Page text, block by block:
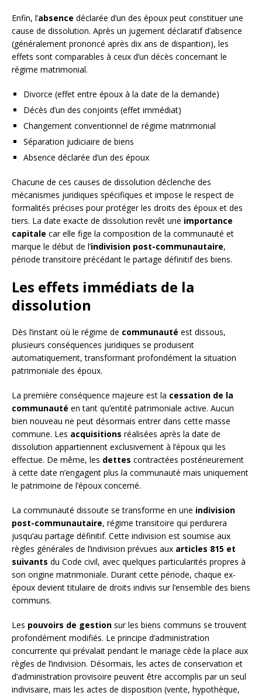
Enfin, l’absence déclarée d’un des époux peut constituer une
cause de dissolution. Après un jugement déclaratif d’absence
(généralement prononcé après dix ans de disparition), les
effets sont comparables à ceux d’un décès concernant le
régime matrimonial.
Divorce (effet entre époux à la date de la demande)
Décès d’un des conjoints (effet immédiat)
Changement conventionnel de régime matrimonial
Séparation judiciaire de biens
Absence déclarée d’un des époux
Chacune de ces causes de dissolution déclenche des
mécanismes juridiques spécifiques et impose le respect de
formalités précises pour protéger les droits des époux et des
tiers. La date exacte de dissolution revêt une importance
capitale car elle fige la composition de la communauté et
marque le début de l’indivision post-communautaire,
période transitoire précédant le partage définitif des biens.
Les effets immédiats de la
dissolution
Dès l’instant où le régime de communauté est dissous,
plusieurs conséquences juridiques se produisent
automatiquement, transformant profondément la situation
patrimoniale des époux.
La première conséquence majeure est la cessation de la
communauté en tant qu’entité patrimoniale active. Aucun
bien nouveau ne peut désormais entrer dans cette masse
commune. Les acquisitions réalisées après la date de
dissolution appartiennent exclusivement à l’époux qui les
effectue. De même, les dettes contractées postérieurement
à cette date n’engagent plus la communauté mais uniquement
le patrimoine de l’époux concerné.
La communauté dissoute se transforme en une indivision
post-communautaire, régime transitoire qui perdurera
jusqu’au partage définitif. Cette indivision est soumise aux
règles générales de l’indivision prévues aux articles 815 et
suivants du Code civil, avec quelques particularités propres à
son origine matrimoniale. Durant cette période, chaque ex-
époux devient titulaire de droits indivis sur l’ensemble des biens
communs.
Les pouvoirs de gestion sur les biens communs se trouvent
profondément modifiés. Le principe d’administration
concurrente qui prévalait pendant le mariage cède la place aux
règles de l’indivision. Désormais, les actes de conservation et
d’administration provisoire peuvent être accomplis par un seul
indivisaire, mais les actes de disposition (vente, hypothèque,